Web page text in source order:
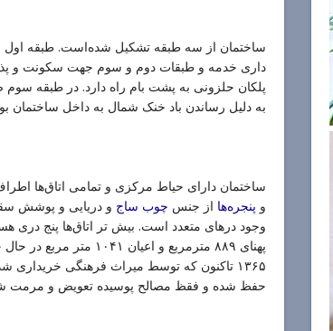
ساختمان از سه طبقه تشکیل شده‌است. طبقه
داری خدمه و طبقات دوم و سوم جهت سکونت و
پلکان حلزونی به پشت بام راه دارد. در طبقه
به دلیل رساندن باد خنک شمال به داخل ساختمان
ساختمان دارای حیاط مرکزی و تمامی اتاق‌ها
و پنجره‌ها از جنس چوب ساج و دریایی و پوشش
پهنای ۸۸۹ مترمربع و
۱۳۶۵ تاکنون که توسط میراث فرهنگی
حفظ شده و فقظ مصالح پوسیده تعویض و مرمت